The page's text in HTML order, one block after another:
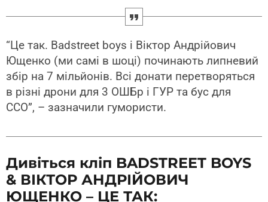
“Це так. Badstreet boys і Віктор Андрійович
Ющенко (ми самі в шоці) починають липневий
збір на 7 мільйонів. Всі донати перетворяться
в різні дрони для 3 ОШБр і ГУР та бус для
ССО”, – зазначили гумористи.
Дивіться кліп BADSTREET BOYS
& ВІКТОР АНДРІЙОВИЧ
ЮЩЕНКО – ЦЕ ТАК: